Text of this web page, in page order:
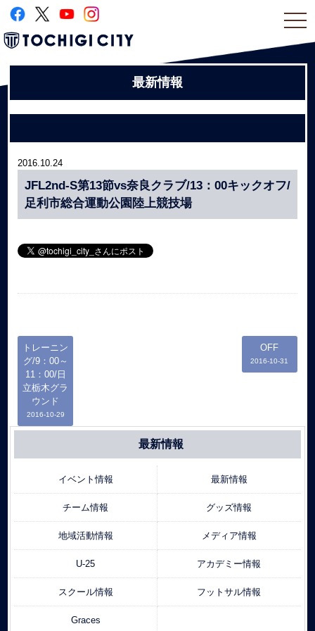
最新情報
2016.10.24
JFL2nd-S第13節vs奈良クラブ/13：00キックオフ/
足利市総合運動公園陸上競技場
トレーニン
グ/9：00～
11：00/日
立栃木グラ
ウンド
2016-10-29
OFF
2016-10-31
最新情報
イベント情報 最新情報
チーム情報 グッズ情報
地域活動情報 メディア情報
U-25 アカデミー情報
スクール情報 フットサル情報
Graces